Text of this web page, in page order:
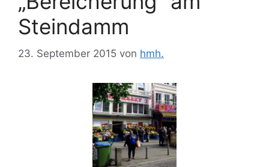
Steindamm
23. September 2015 von hmh.